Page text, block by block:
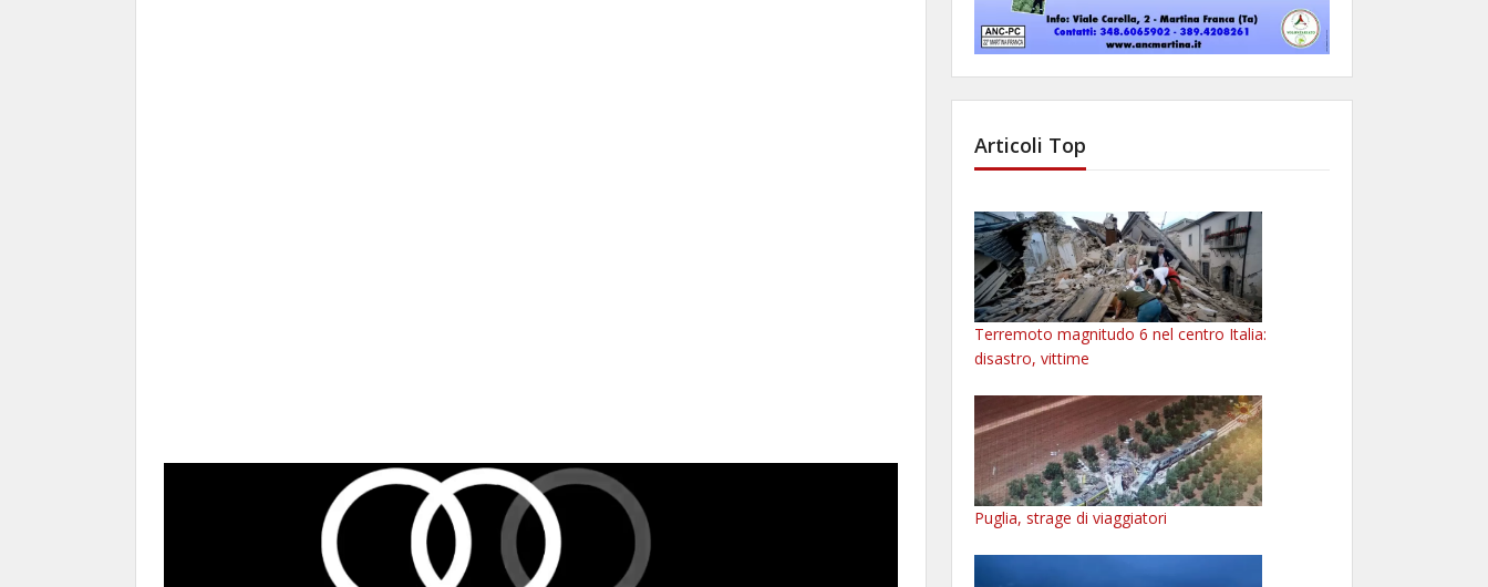
Articoli Top
Terremoto magnitudo 6 nel centro Italia:
disastro, vittime
Puglia, strage di viaggiatori